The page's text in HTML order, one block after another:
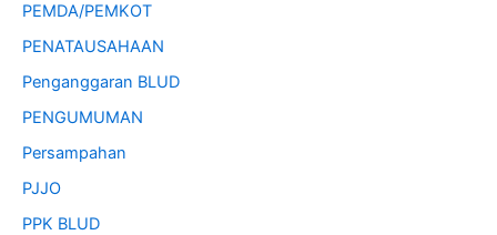
PEMDA/PEMKOT
PENATAUSAHAAN
Penganggaran BLUD
PENGUMUMAN
Persampahan
PJJO
PPK BLUD